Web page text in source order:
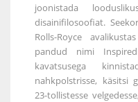
joonistada
disainifilosoofiat.
Rolls-Royce
pandud nimi
kavatsusega
nahkpolstrisse, käsitsi
23-tollistesse